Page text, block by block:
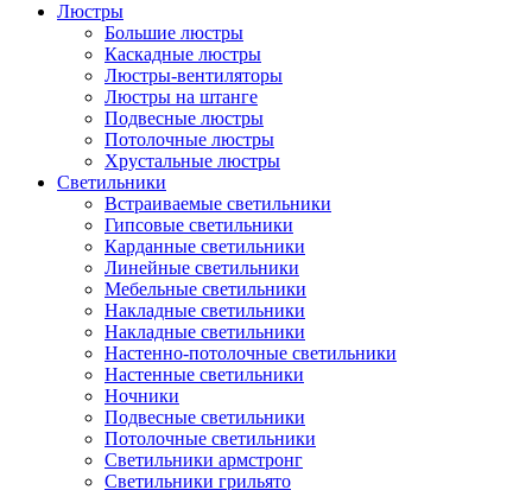
Люстры
Большие люстры
Каскадные люстры
Люстры-вентиляторы
Люстры на штанге
Подвесные люстры
Потолочные люстры
Хрустальные люстры
Светильники
Встраиваемые светильники
Гипсовые светильники
Карданные светильники
Линейные светильники
Мебельные светильники
Накладные светильники
Накладные светильники
Настенно-потолочные светильники
Настенные светильники
Ночники
Подвесные светильники
Потолочные светильники
Светильники армстронг
Светильники грильято